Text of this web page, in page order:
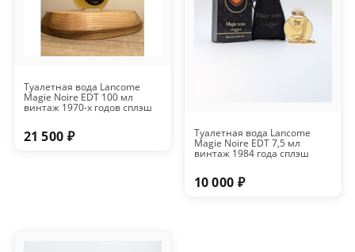
Туалетная вода Lancome
Magie Noire EDT 100 мл
винтаж 1970-х годов сплэш
21 500 ₽ Туалетная вода Lancome
Magie Noire EDT 7,5 мл
винтаж 1984 года сплэш
10 000 ₽